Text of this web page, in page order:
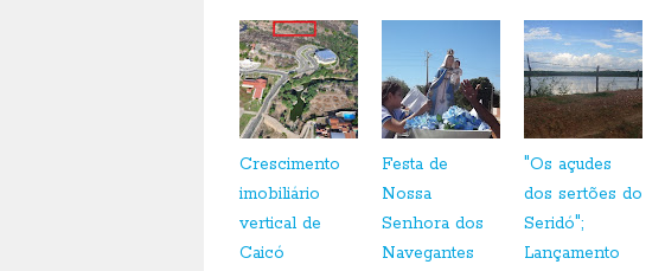
Crescimento
imobiliário
vertical de
Caicó
Festa de
Nossa
Senhora dos
Navegantes
"Os açudes
dos sertões do
Seridó";
Lançamento